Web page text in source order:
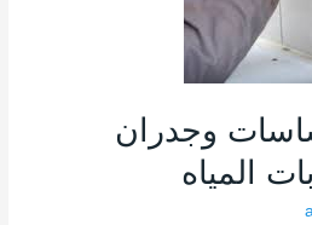
وجدران
المياه